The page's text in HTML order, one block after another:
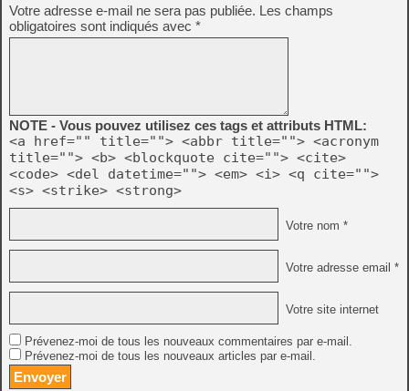
Votre adresse e-mail ne sera pas publiée. Les champs
obligatoires sont indiqués avec *
NOTE - Vous pouvez utilisez ces tags et attributs HTML:
<a href="" title=""> <abbr title=""> <acronym
title=""> <b> <blockquote cite=""> <cite>
<code> <del datetime=""> <em> <i> <q cite="">
<s> <strike> <strong>
Votre nom *
Votre adresse email *
Votre site internet
Prévenez-moi de tous les nouveaux commentaires par e-mail.
Prévenez-moi de tous les nouveaux articles par e-mail.